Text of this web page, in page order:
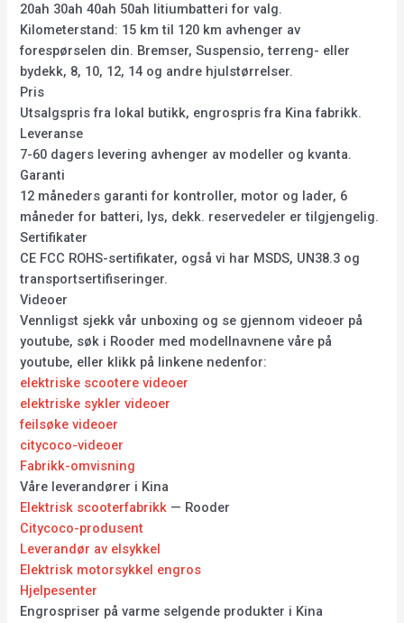
20ah 30ah 40ah 50ah litiumbatteri for valg.
Kilometerstand: 15 km til 120 km avhenger av
forespørselen din. Bremser, Suspensio, terreng- eller
bydekk, 8, 10, 12, 14 og andre hjulstørrelser.
Pris
Utsalgspris fra lokal butikk, engrospris fra Kina fabrikk.
Leveranse
7-60 dagers levering avhenger av modeller og kvanta.
Garanti
12 måneders garanti for kontroller, motor og lader, 6
måneder for batteri, lys, dekk. reservedeler er tilgjengelig.
Sertifikater
CE FCC ROHS-sertifikater, også vi har MSDS, UN38.3 og
transportsertifiseringer.
Videoer
Vennligst sjekk vår unboxing og se gjennom videoer på
youtube, søk i Rooder med modellnavnene våre på
youtube, eller klikk på linkene nedenfor:
elektriske scootere videoer
elektriske sykler videoer
feilsøke videoer
citycoco-videoer
Fabrikk-omvisning
Våre leverandører i Kina
Elektrisk scooterfabrikk — Rooder
Citycoco-produsent
Leverandør av elsykkel
Elektrisk motorsykkel engros
Hjelpesenter
Engrospriser på varme selgende produkter i Kina